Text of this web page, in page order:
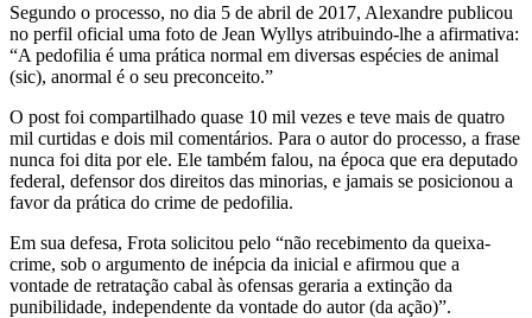
Segundo o processo, no dia 5 de abril de 2017, Alexandre publicou
no perfil oficial uma foto de Jean Wyllys atribuindo-lhe a afirmativa:
“A pedofilia é uma prática normal em diversas espécies de animal
(sic), anormal é o seu preconceito.”
O post foi compartilhado quase 10 mil vezes e teve mais de quatro
mil curtidas e dois mil comentários. Para o autor do processo, a frase
nunca foi dita por ele. Ele também falou, na época que era deputado
federal, defensor dos direitos das minorias, e jamais se posicionou a
favor da prática do crime de pedofilia.
Em sua defesa, Frota solicitou pelo “não recebimento da queixa-
crime, sob o argumento de inépcia da inicial e afirmou que a
vontade de retratação cabal às ofensas geraria a extinção da
punibilidade, independente da vontade do autor (da ação)”.